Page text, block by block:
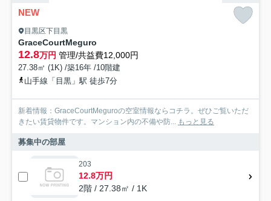
NEW
目黒区下目黒
GraceCourtMeguro
12.8万円 管理/共益費12,000円
27.38㎡ (1K) /築16年 /10階建
山手線「目黒」駅 徒歩7分
新着情報：GraceCourtMeguroの空室情報ならコチラ。ぜひご覧いただ
きたい賃貸物件です。マンション内の不備や防... もっと見る
募集中の部屋
203
12.8万円
2階 / 27.38㎡ / 1K